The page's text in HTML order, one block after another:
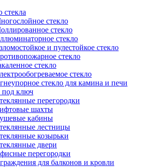
стекла
стекло
стекло
стекло
и пулестойкое стекло
стекло
стекло
стекло
стекло для камина и печи
под ключ
перегородки
шахты
кабины
лестницы
козырьки
двери
перегородки
для балконов и кровли